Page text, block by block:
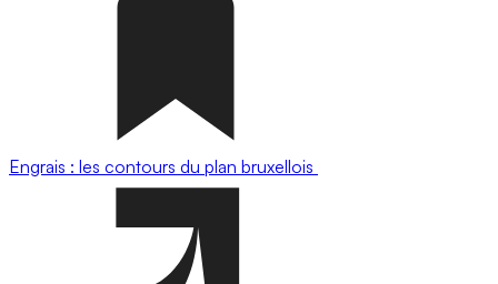
Engrais : les contours du plan bruxellois